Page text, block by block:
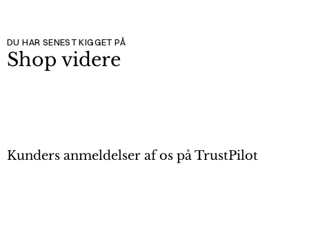
DU HAR SENEST KIGGET PÅ
Shop videre
Kunders anmeldelser af os på TrustPilot